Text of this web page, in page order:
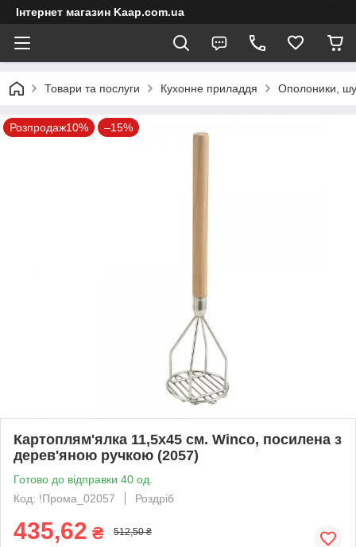
Інтернет магазин Kaap.com.ua
Товари та послуги Кухонне приладдя Ополоники,
Розпродаж10% –15%
Картоплям'ялка 11,5х45 см. Winco, посилена з
дерев'яною ручкою (2057)
Готово до відправки 40 од.
Код: !Прома_02057
Роздріб
435,62 ₴ 512,50 ₴